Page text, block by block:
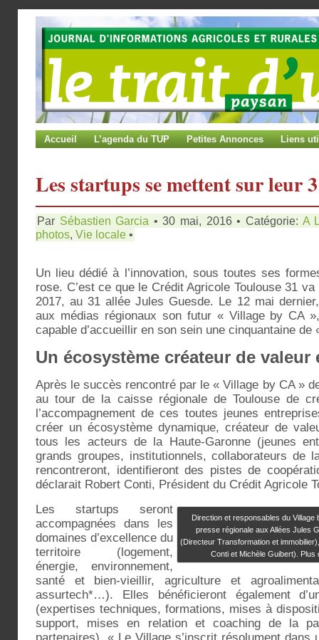
Accueil L’agenda du TUP Petites Annonces Liens
Les startups se mettent sur leur
Par Sébastien Garcia • 30 mai, 2016 • Catégorie: A
photos, Vie locale •
Un lieu dédié à l’innovation, sous toutes ses
rose. C’est ce que le Crédit Agricole Toulouse 31
2017, au 31 allée Jules Guesde. Le 12 mai
aux médias régionaux son futur « Village by CA
capable d’accueillir en son sein une cinquantaine de
Un écosystème créateur de valeur
Après le succès rencontré par le « Village by CA »
au tour de la caisse régionale de Toulouse de
l’accompagnement de ces toutes jeunes
créer un écosystème dynamique, créateur de
tous les acteurs de la Haute-Garonne (jeunes
grands groupes, institutionnels, collaborateurs de
rencontreront, identifieront des pistes de
déclarait Robert Conti, Président du Crédit Agricole
Direction et responsables du
presse régionale aux Allées Jules
(Directeur Transformation et
Conti et Michèle Guibert).
Les startups seront
accompagnées dans les
domaines d’excellence du
territoire (logement,
énergie, environnement,
santé et bien-vieillir, agriculture et
assurtech*…). Elles bénéficieront également
(expertises techniques, formations, mises à
support, mises en relation et coaching de la